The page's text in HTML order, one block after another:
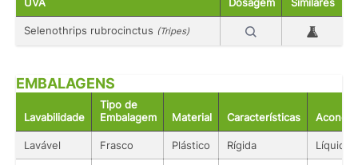
UVA Dosagem Similares
Selenothrips rubrocinctus (Tripes)
EMBALAGENS
Lavabilidade
Tipo de
Embalagem
Material Características
Lavável Frasco Plástico Rígida Líquido